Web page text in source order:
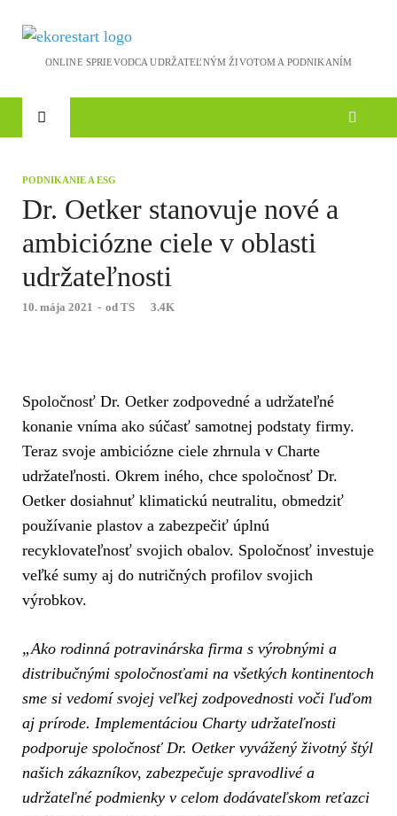
Ekoreštart
Novinky, rozhovory a inšpirácie
PODNIKANIE A ESG
Dr. Oetker stanovuje nové a
ambiciózne ciele v oblasti
udržateľnosti
10. mája 2021 - od TS 3.4K
Spoločnosť Dr. Oetker zodpovedné a udržateľné
konanie vníma ako súčasť samotnej podstaty firmy.
Teraz svoje ambiciózne ciele zhrnula v Charte
udržateľnosti. Okrem iného, chce spoločnosť Dr.
Oetker dosiahnuť klimatickú neutralitu, obmedziť
používanie plastov a zabezpečiť úplnú
recyklovateľnosť svojich obalov. Spoločnosť investuje
veľké sumy aj do nutričných profilov svojich
výrobkov.
„Ako rodinná potravinárska firma s výrobnými a
distribučnými spoločnosťami na všetkých kontinentoch
sme si vedomí svojej veľkej zodpovednosti voči ľuďom
aj prírode. Implementáciou Charty udržateľnosti
podporuje spoločnosť Dr. Oetker vyvážený životný štýl
našich zákazníkov, zabezpečuje spravodlivé a
udržateľné podmienky v celom dodávateľskom reťazci